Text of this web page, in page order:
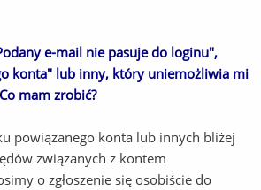
e-mail nie pasuje do loginu",
konta" lub inny, który uniemożliwia mi
mam zrobić?
powiązanego konta lub innych bliżej
związanych z kontem
o zgłoszenie się osobiście do